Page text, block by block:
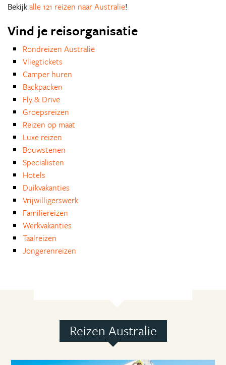
Bekijkalle 121 reizen naar Australie!
Vind je reisorganisatie
Rondreizen Australië
Vliegtickets
Camper huren
Backpacken
Fly & Drive
Groepsreizen
Reizen op maat
Luxe reizen
Bouwstenen
Specialisten
Hotels
Duikvakanties
Vrijwilligerswerk
Familiereizen
Werkvakanties
Taalreizen
Jongerenreizen
Reizen Australie